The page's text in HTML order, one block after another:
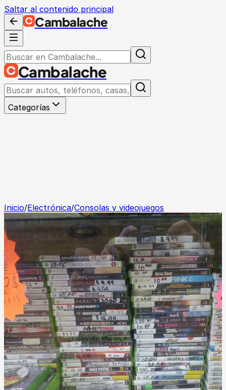
Saltar al contenido principal
Cambalache
Cambalache
Categorías
Inicio/Electrónica/Consolas y videojuegos